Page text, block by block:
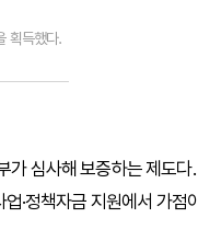
획득했다.
가 심사해 보증하는 제도다.
·정책자금 지원에서 가점이